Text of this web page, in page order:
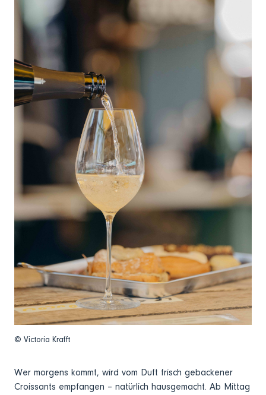
© Victoria Krafft
Wer morgens kommt, wird vom Duft frisch gebackener
Croissants empfangen – natürlich hausgemacht. Ab Mittag